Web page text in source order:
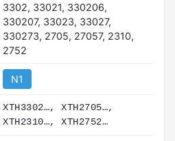
3302, 33021, 330206,
330207, 33023, 33027,
330273, 2705, 27057, 2310,
2752
N1
XTH3302…, XTH2705…,
XTH2310…, XTH2752…